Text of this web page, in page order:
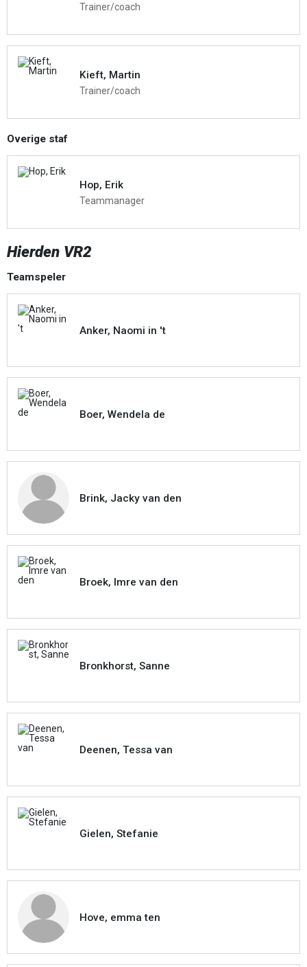
Trainer/coach
Kieft, Martin
Trainer/coach
Overige staf
Hop, Erik
Teammanager
Hierden VR2
Teamspeler
Anker, Naomi in 't
Boer, Wendela de
Brink, Jacky van den
Broek, Imre van den
Bronkhorst, Sanne
Deenen, Tessa van
Gielen, Stefanie
Hove, emma ten